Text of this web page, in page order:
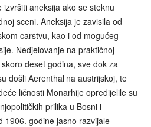
aneksija ako se steknu
sceni. Aneksija je zavisila od
carstvu, kao i od mogućeg
Nedjelovanje na praktičnoj
deset godina, sve dok za
došli Aerenthal na austrijskoj, te
ličnosti Monarhije opredijelile su
prilika u Bosni i
1906. godine jasno razvijale